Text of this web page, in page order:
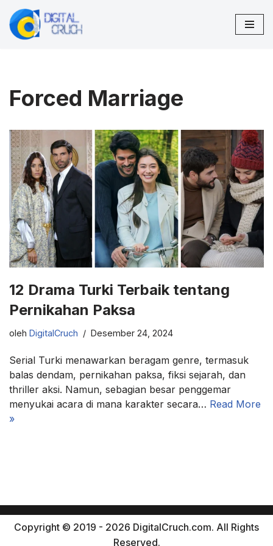
Lompat
Forced Marriage
12 Drama Turki Terbaik tentang
Pernikahan Paksa
oleh DigitalCruch Desember 24, 2024
Serial Turki menawarkan beragam genre, termasuk
balas dendam, pernikahan paksa, fiksi sejarah, dan
thriller aksi. Namun, sebagian besar penggemar
menyukai acara di mana karakter secara… Read More
»
Copyright © 2019 - 2026 DigitalCruch.com. All Rights
Reserved.